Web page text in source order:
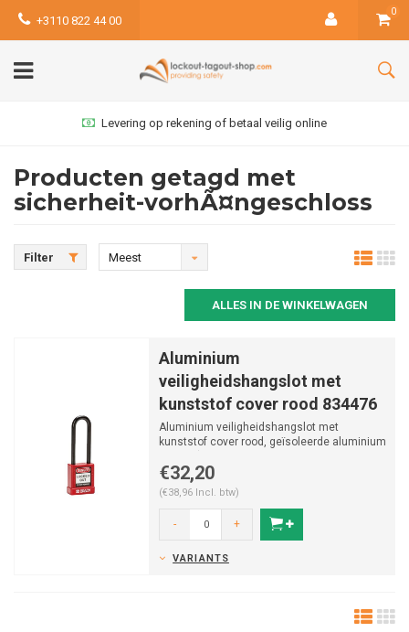
+3110 822 44 00
0
Levering op rekening of betaal veilig online
Producten getagd met
sicherheit-vorhÃ¤ngeschloss
Filter
Meest
ALLES IN DE WINKELWAGEN
Aluminium
veiligheidshangslot met
kunststof cover rood 834476
Aluminium veiligheidshangslot met
kunststof cover rood, geïsoleerde aluminium
€32,20
(€38,96 Incl. btw)
- +
VARIANTS